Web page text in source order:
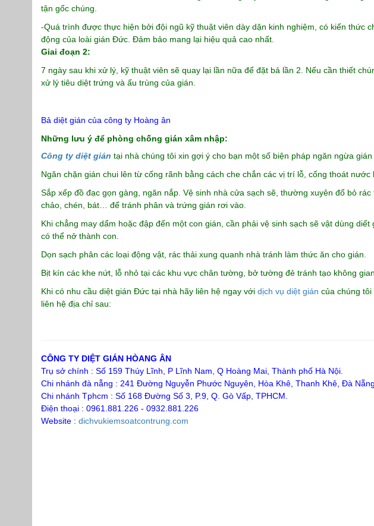
tận gốc chúng.
-Quá trình được thực hiện bởi đội ngũ kỹ thuật viên dày dặn kinh nghiệm, có kiến thức
động của loài gián Đức. Đảm bảo mang lại hiệu quả cao nhất.
Giai đoạn 2:
7 ngày sau khi xử lý, kỹ thuật viên sẽ quay lại lần nữa để đặt bả lần 2. Nếu cần thiết
xử lý tiêu diệt trứng và ấu trùng của gián.
Bả diệt gián của công ty Hoàng ân
Những lưu ý để phòng chống gián xâm nhập:
Công ty diệt gián tại nhà chúng tôi xin gợi ý cho bạn một số biện pháp ngăn ngừa gián
Ngăn chặn gián chui lên từ cống rãnh bằng cách che chắn các vị trí lỗ, cống thoát nước
Sắp xếp đồ đạc gọn gàng, ngăn nắp. Vệ sinh nhà cửa sạch sẽ, thường xuyên đổ bỏ
chảo, chén, bát… để tránh phân và trứng gián rơi vào.
Khi chẳng may dẩm hoặc đập đến một con gián, cần phải vệ sinh sạch sẽ vật dùng
có thể nở thành con.
Dọn sạch phân các loại động vật, rác thải xung quanh nhà tránh làm thức ăn cho gián.
Bịt kín các khe nứt, lỗ nhỏ tại các khu vực chân tường, bở tường đẻ tránh tạo không
Khi có nhu cầu diệt gián Đức tại nhà hãy liên hệ ngay với dịch vụ diệt gián của chúng
liên hệ địa chỉ sau:
CÔNG TY DIỆT GIÁN HÒANG ÂN
Trụ sở chính : Số 159 Thúy Lĩnh, P Lĩnh Nam, Q Hoàng Mai, Thành phố Hà Nội.
Chi nhánh đà nẵng : 241 Đường Nguyễn Phước Nguyên, Hòa Khê, Thanh Khê, Đà Nẵng.
Chi nhánh Tphcm : Số 168 Đường Số 3, P.9, Q. Gò Vấp, TPHCM.
Điện thoại : 0961.881.226 - 0932.881.226
Website : dichvukiemsoatcontrung.com